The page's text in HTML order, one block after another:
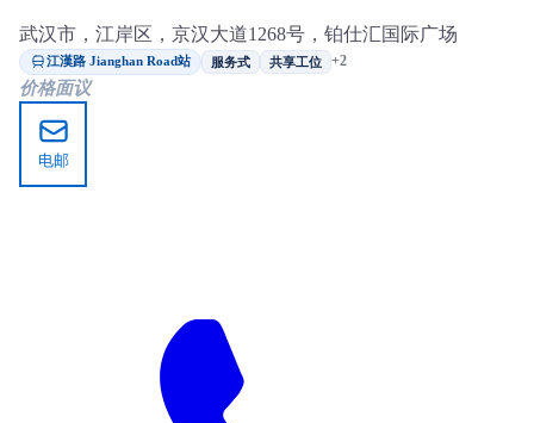
武汉市，江岸区，京汉大道1268号，铂仕汇国际广场
江漢路 Jianghan Road站 服务式 共享工位 +2
价格面议
电邮